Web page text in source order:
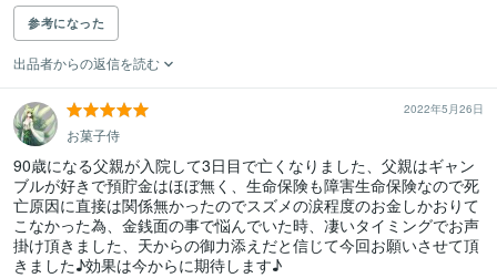
参考になった
出品者からの返信を読む
2022年5月26日
お菓子侍
90歳になる父親が入院して3日目で亡くなりました、父親はギャン
ブルが好きで預貯金はほぼ無く、生命保険も障害生命保険なので死
亡原因に直接は関係無かったのでスズメの涙程度のお金しかおりて
こなかった為、金銭面の事で悩んでいた時、凄いタイミングでお声
掛け頂きました、天からの御力添えだと信じて今回お願いさせて頂
きました♪効果は今からに期待します♪